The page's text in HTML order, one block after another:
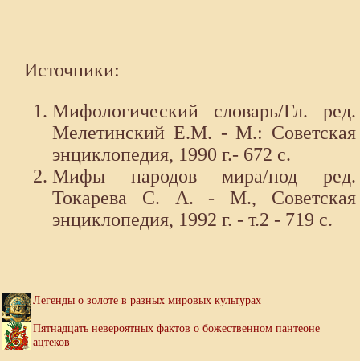
Источники:
Мифологический словарь/Гл. ред.
Мелетинский Е.М. - М.: Советская
энциклопедия, 1990 г.- 672 с.
Мифы народов мира/под ред.
Токарева С. А. - М., Советская
энциклопедия, 1992 г. - т.2 - 719 с.
Легенды о золоте в разных мировых культурах
Пятнадцать невероятных фактов о божественном пантеоне
ацтеков